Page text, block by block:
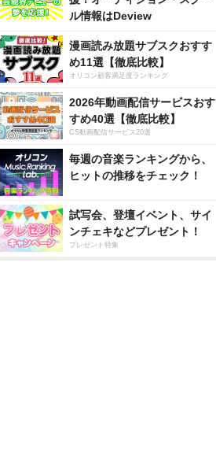
ル情報はDeview
漫画読み放題サブスクおすす
め11選【徹底比較】
オリコン顧客満足度ランキング
2026年動画配信サービスおす
すめ40選【徹底比較】
CS動画配信サービス20選
毎週の音楽ランキングから、
ヒットの推移をチェック！
試写会、登壇イベント、サイ
ンチェキなどプレゼント！
プレゼント特集